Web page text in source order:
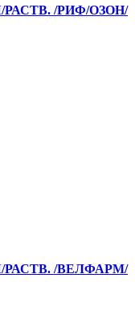
/РИФ/ОЗОН/
РАСТВ. /ВЕЛФАРМ/